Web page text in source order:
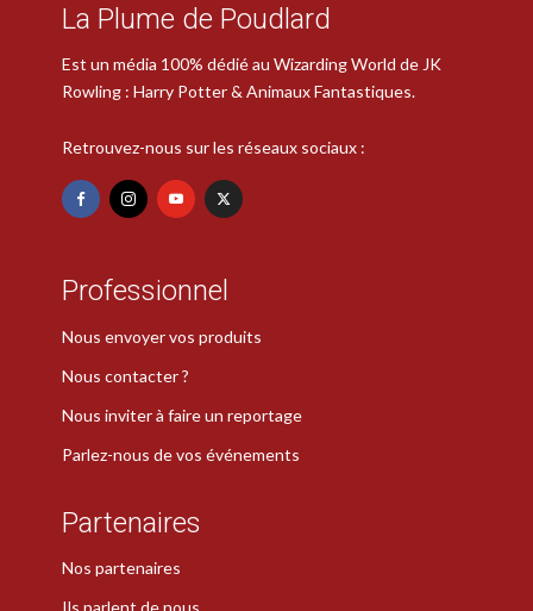
La Plume de Poudlard
Est un média 100% dédié au Wizarding World de JK
Rowling : Harry Potter & Animaux Fantastiques.
Retrouvez-nous sur les réseaux sociaux :
Professionnel
Nous envoyer vos produits
Nous contacter ?
Nous inviter à faire un reportage
Parlez-nous de vos événements
Partenaires
Nos partenaires